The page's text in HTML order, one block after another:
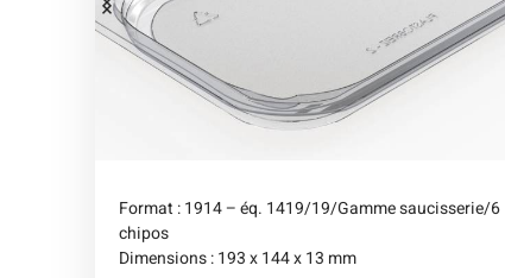
Format : 1914 – éq. 1419/19/Gamme saucisserie/6
chipos
Dimensions : 193 x 144 x 13 mm